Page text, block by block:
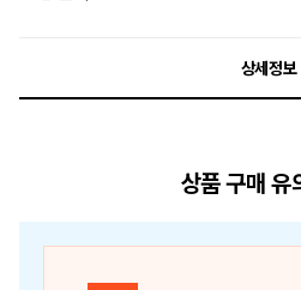
상세정보
상품 구매 유